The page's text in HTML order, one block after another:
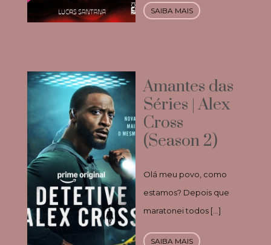
SAIBA MAIS
Amantes das
Séries | Alex
Cross
(Season 2)
Olá meu povo, como
estamos? Depois que
maratonei todos […]
SAIBA MAIS